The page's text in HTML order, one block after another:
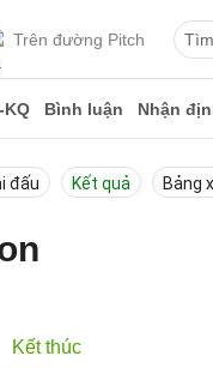
Trên đường Pitch
KQ Bình luận Nhận
đấu Kết quả Bảng
Kết thúc